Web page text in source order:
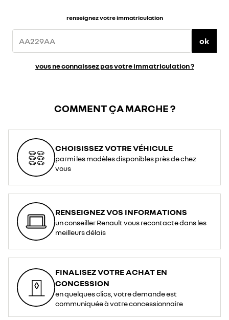
renseignez votre immatriculation
ok
vous ne connaissez pas votre immatriculation ?
COMMENT ÇA MARCHE ?
CHOISISSEZ VOTRE VÉHICULE
parmi les modèles disponibles près de chez
vous
RENSEIGNEZ VOS INFORMATIONS
un conseiller Renault vous recontacte dans les
meilleurs délais
FINALISEZ VOTRE ACHAT EN
CONCESSION
en quelques clics, votre demande est
communiquée à votre concessionnaire